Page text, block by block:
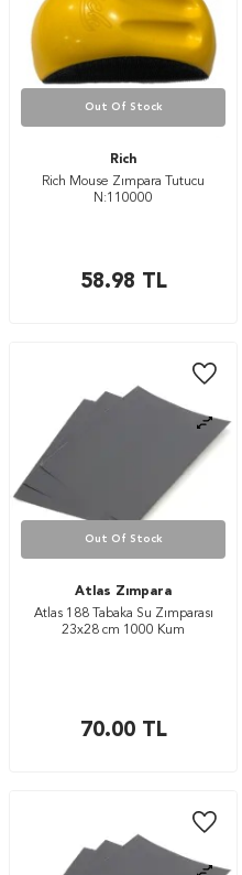
Out Of Stock
Rich
Rich Mouse Zımpara Tutucu
N:110000
58.98 TL
Out Of Stock
Atlas Zımpara
Atlas 188 Tabaka Su Zımparası
23x28 cm 1000 Kum
70.00TL